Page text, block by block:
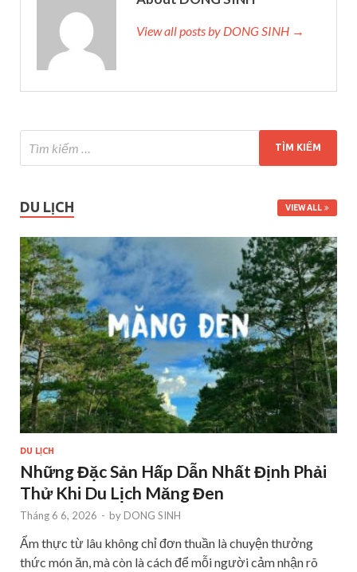
View all posts by DONG SINH →
DU LỊCH VIEW ALL
DU LỊCH
Những Đặc Sản Hấp Dẫn Nhất Định Phải
Thử Khi Du Lịch Măng Đen
Tháng 6 6, 2026 - by DONG SINH
Ẩm thực từ lâu không chỉ đơn thuần là chuyện thưởng
thức món ăn, mà còn là cách để mỗi người cảm nhận rõ